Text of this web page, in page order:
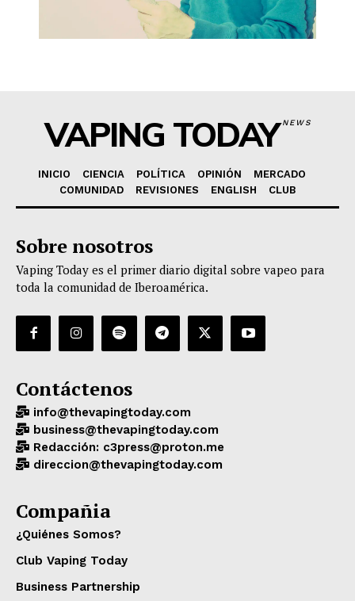
VAPING TODAYNEWS
INICIO CIENCIA POLÍTICA OPINIÓN
MERCADO
COMUNIDAD
REVISIONES ENGLISH CLUB
Sobre nosotros
Vaping Today es el primer diario digital sobre vapeo para
toda la comunidad de Iberoamérica.
Contáctenos
info@thevapingtoday.com
business@thevapingtoday.com
Redacción: c3press@proton.me
direccion@thevapingtoday.com
Compañia
¿Quiénes Somos?
Club Vaping Today
Business Partnership